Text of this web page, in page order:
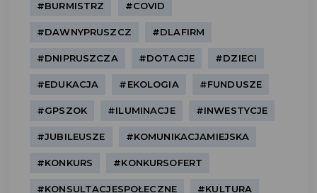
#BURMISTRZ #COVID
#DAWNYPRUSZCZ #DLAFIRM
#DNIPRUSZCZA #DOTACJE #DZIECI
#EDUKACJA #EKOLOGIA #FUNDUSZE
#GPSZOK #ILUMINACJE #INWESTYCJE
#JUBILEUSZE #KOMUNIKACJAMIEJSKA
#KONKURS #KONKURSOFERT
#KONSULTACJESPOŁECZNE #KULTURA